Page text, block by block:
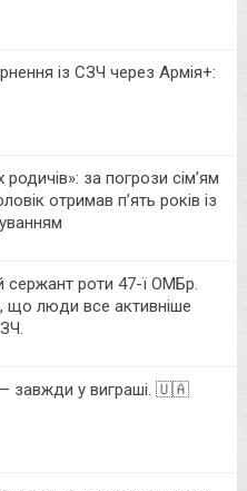
із СЗЧ через Армія+:
родичів»: за погрози сім’ям
отримав п’ять років із
сержант роти 47-ї ОМБр.
що люди все активніше
завжди у виграші. 🇺🇦